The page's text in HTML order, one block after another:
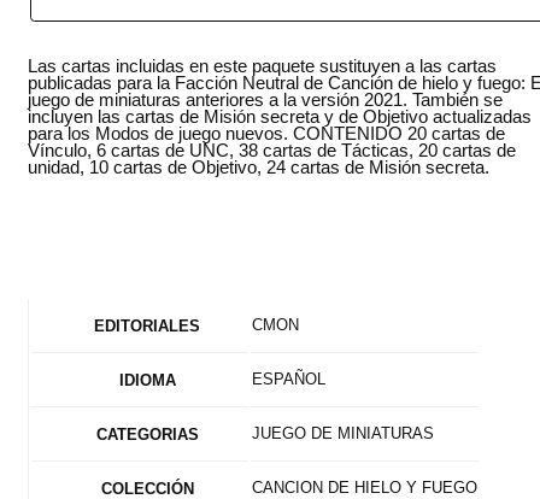
Las cartas incluidas en este paquete sustituyen a las cartas
publicadas para la Facción Neutral de Canción de hielo y fuego:
juego de miniaturas anteriores a la versión 2021. También se
incluyen las cartas de Misión secreta y de Objetivo actualizadas
para los Modos de juego nuevos. CONTENIDO 20 cartas de
Vínculo, 6 cartas de UNC, 38 cartas de Tácticas, 20 cartas de
unidad, 10 cartas de Objetivo, 24 cartas de Misión secreta.
EDITORIALES CMON
IDIOMA ESPAÑOL
CATEGORIAS JUEGO DE MINIATURAS
COLECCIÓN CANCION DE HIELO Y FUEGO